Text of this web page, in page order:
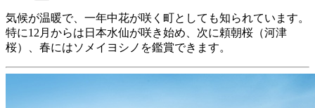
気候が温暖で、一年中花が咲く町としても知られています。
特に12月からは日本水仙が咲き始め、次に頼朝桜（河津
桜）、春にはソメイヨシノを鑑賞できます。